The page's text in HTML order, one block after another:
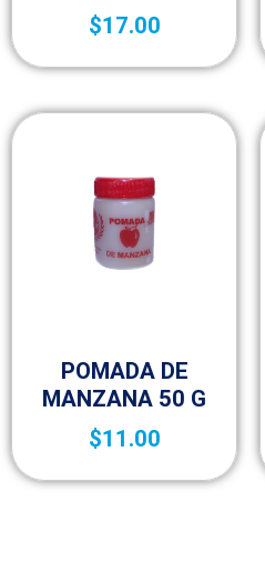
$17.00
POMADA DE
MANZANA 50 G
$11.00